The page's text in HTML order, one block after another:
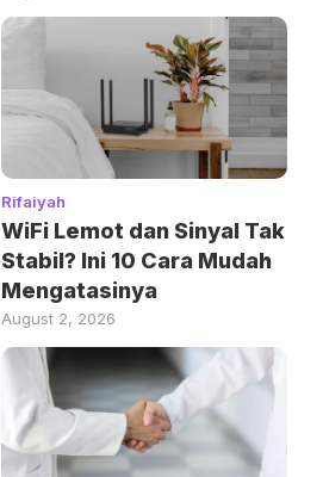
Rifaiyah
WiFi Lemot dan Sinyal Tak
Stabil? Ini 10 Cara Mudah
Mengatasinya
August 2, 2026